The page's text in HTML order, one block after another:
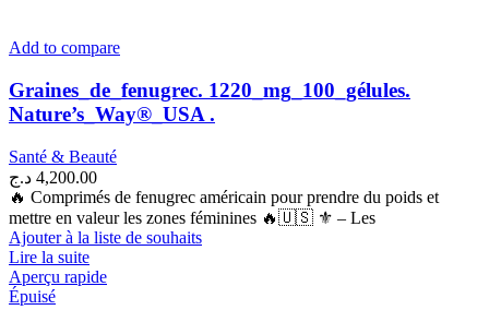
Add to compare
Graines_de_fenugrec. 1220_mg_100_gélules.
Nature’s_Way®_USA .
Santé & Beauté
4,200.00 د.ج
🔥 Comprimés de fenugrec américain pour prendre du poids et
mettre en valeur les zones féminines 🔥🇺🇸 ⚜ – Les
Ajouter à la liste de souhaits
Lire la suite
Aperçu rapide
Épuisé